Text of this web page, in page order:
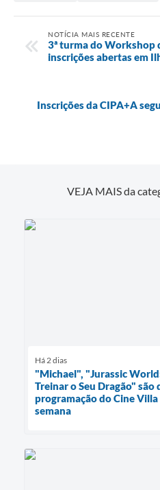
NOTÍCIA MAIS RECENTE
3ª turma do Workshop
inscrições abertas em
Inscrições da CIPA+A
VEJA MAIS da
Há 2 dias
"Michael", "Jurassic
Treinar o Seu Dragão" são
programação do Cine
semana